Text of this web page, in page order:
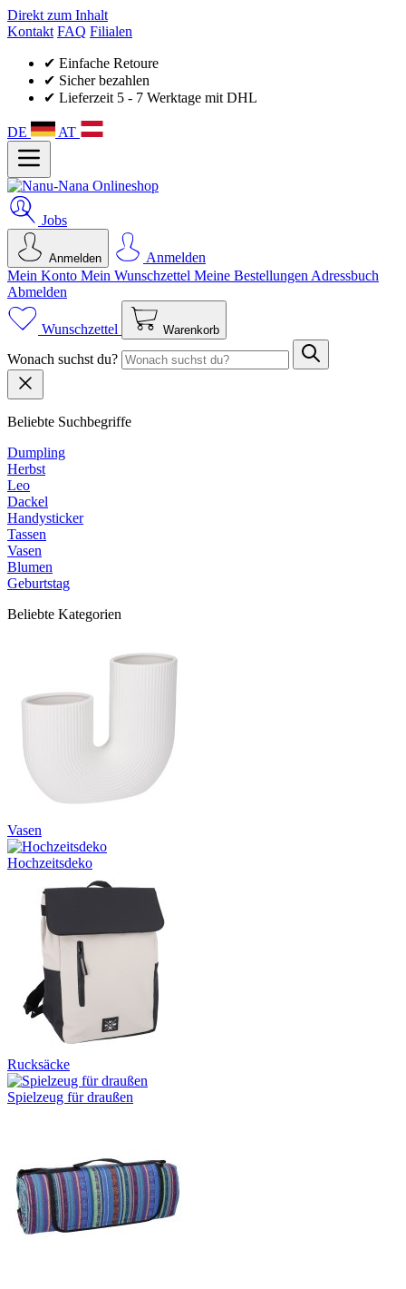
Direkt zum Inhalt
Kontakt FAQ Filialen
✔ Einfache Retoure
✔ Sicher bezahlen
✔ Lieferzeit 5 - 7 Werktage mit DHL
DE AT
Jobs
Anmelden
Anmelden
Mein Konto Mein Wunsch­zettel Meine Bestellungen Adressbuch
Abmelden
Wunschzettel Warenkorb
Wonach suchst du?
Beliebte Suchbegriffe
Dumpling
Herbst
Leo
Dackel
Handysticker
Tassen
Vasen
Blumen
Geburtstag
Beliebte Kategorien
Vasen
Hochzeitsdeko
Rucksäcke
Spielzeug für draußen